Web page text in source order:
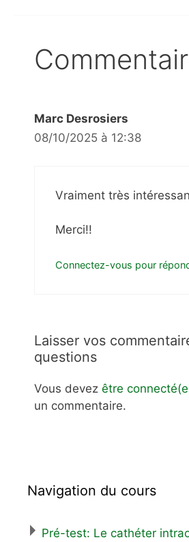
Marc Desrosiers
08/10/2025 à 12:38
Vraiment très
Merci!!
Connectez-vous pour
Laisser vos
questions
Vous devez être
un commentaire.
Navigation du cours
Pré-test: Le cathéter